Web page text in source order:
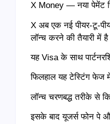
X Money — नया पेमेंट
X अब एक नई पीयर-टू-
लॉन्च करने की तैयारी में
यह Visa के साथ
फिलहाल यह टेस्टिंग फेज
लॉन्च चरणबद्ध तरीके से
इसके बाद यूजर्स फोन पे